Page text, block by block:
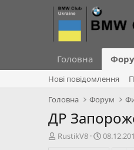
Головна
Нові повідомлення
Головна
Форум
ДР
А
RustikV8
Д